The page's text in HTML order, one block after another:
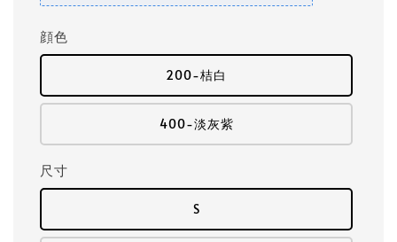
顔色
200-桔白
400-淡灰紫
尺寸
S